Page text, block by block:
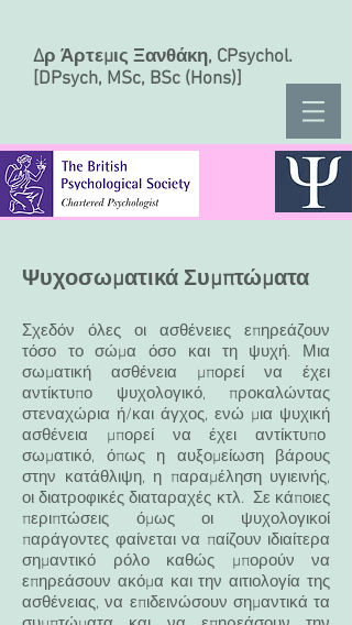
Δρ Άρτεμις Ξανθάκη, CPsychol.
[DPsych, MSc, BSc (Hons)]
Ψυχοσωματικά Συμπτώματα
Σχεδόν όλες οι ασθένειες επηρεάζουν
τόσο το σώμα όσο και τη ψυχή. Μια
σωματική ασθένεια μπορεί να έχει
αντίκτυπο ψυχολογικό, προκαλώντας
στεναχώρια ή/και άγχος, ενώ μια ψυχική
ασθένεια μπορεί να έχει αντίκτυπο
σωματικό, όπως η αυξομείωση βάρους
στην κατάθλιψη, η παραμέληση υγιεινής,
οι διατροφικές διαταραχές κτλ. Σε κάποιες
περιπτώσεις όμως οι ψυχολογικοί
παράγοντες φαίνεται να παίζουν ιδιαίτερα
σημαντικό ρόλο καθώς μπορούν να
επηρεάσουν ακόμα και την αιτιολογία της
ασθένειας, να επιδεινώσουν σημαντικά τα